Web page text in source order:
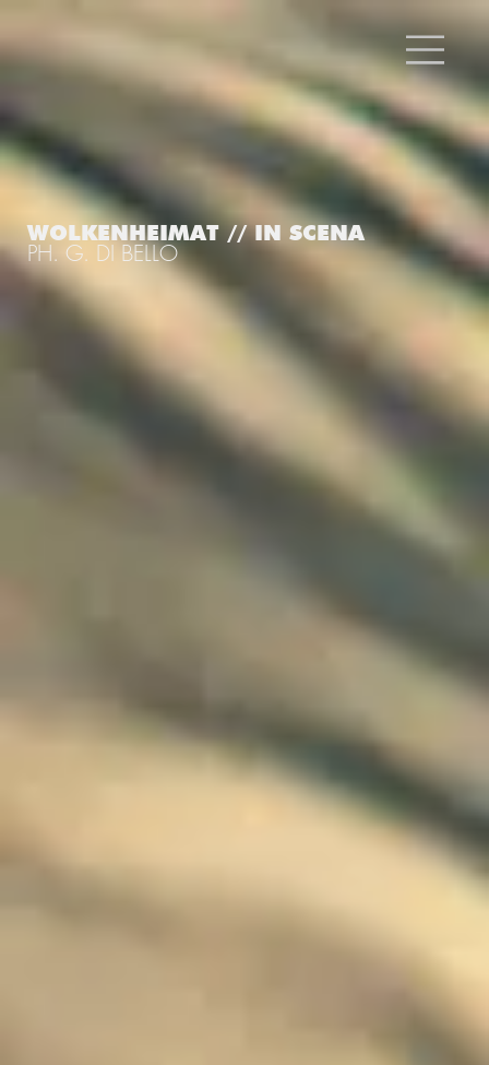
WOLKENHEIMAT // IN SCENA
PH. G. DI BELLO